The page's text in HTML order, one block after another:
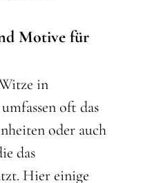
Motive für
in
oft das
oder auch
das
Hier einige